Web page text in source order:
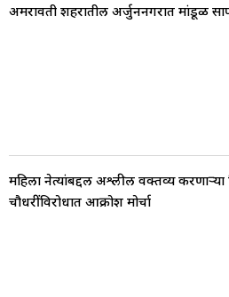
अमरावती शहरातील अर्जुननगरात मांडूळ
महिला नेत्यांबद्दल अश्लील वक्तव्य
चौधरींविरोधात आक्रोश मोर्चा